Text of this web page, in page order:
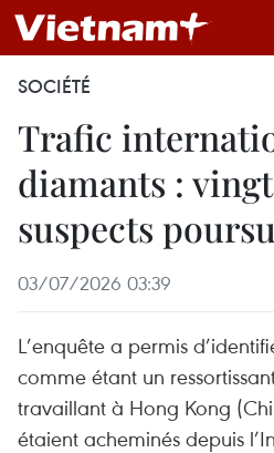
SOCIÉTÉ
Trafic
diamants :
suspects
03/07/2026 03:39
L’enquête a permis
comme étant un
travaillant à Hong Kong
étaient acheminés depuis